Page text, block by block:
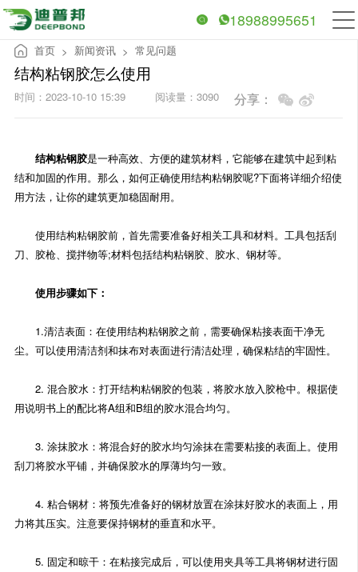
18988995651
首页 > 新闻资讯 >常见问题
结构粘钢胶怎么使用
时间：2023-10-10 15:39 阅读量：3090 分享：
结构粘钢胶是一种高效、方便的建筑材料，它能够在建筑中起到粘
结和加固的作用。那么，如何正确使用结构粘钢胶呢?下面将详细介绍使
用方法，让你的建筑更加稳固耐用。
使用结构粘钢胶前，首先需要准备好相关工具和材料。工具包括刮
刀、胶枪、搅拌物等;材料包括结构粘钢胶、胶水、钢材等。
使用步骤如下：
1.清洁表面：在使用结构粘钢胶之前，需要确保粘接表面干净无
尘。可以使用清洁剂和抹布对表面进行清洁处理，确保粘结的牢固性。
2. 混合胶水：打开结构粘钢胶的包装，将胶水放入胶枪中。根据使
用说明书上的配比将A组和B组的胶水混合均匀。
3. 涂抹胶水：将混合好的胶水均匀涂抹在需要粘接的表面上。使用
刮刀将胶水平铺，并确保胶水的厚薄均匀一致。
4. 粘合钢材：将预先准备好的钢材放置在涂抹好胶水的表面上，用
力将其压实。注意要保持钢材的垂直和水平。
5. 固定和晾干：在粘接完成后，可以使用夹具等工具将钢材进行固